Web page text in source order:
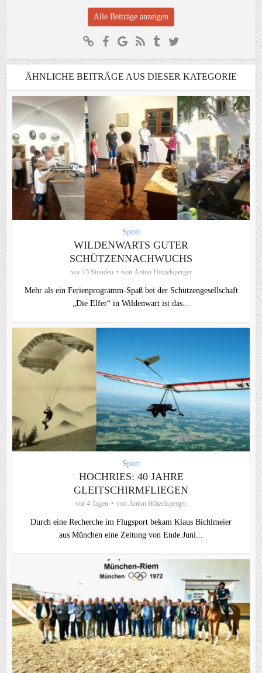
Alle Beiträge anzeigen
ÄHNLICHE BEITRÄGE AUS DIESER KATEGORIE
Sport
WILDENWARTS GUTER
SCHÜTZENNACHWUCHS
vor 15 Stunden von Anton Hötzelsperger
Mehr als ein Ferienprogramm-Spaß bei der Schützengesellschaft
„Die Elfer“ in Wildenwart ist das...
Sport
HOCHRIES: 40 JAHRE
GLEITSCHIRMFLIEGEN
vor 4 Tagen von Anton Hötzelsperger
Durch eine Recherche im Flugsport bekam Klaus Bichlmeier
aus München eine Zeitung von Ende Juni...